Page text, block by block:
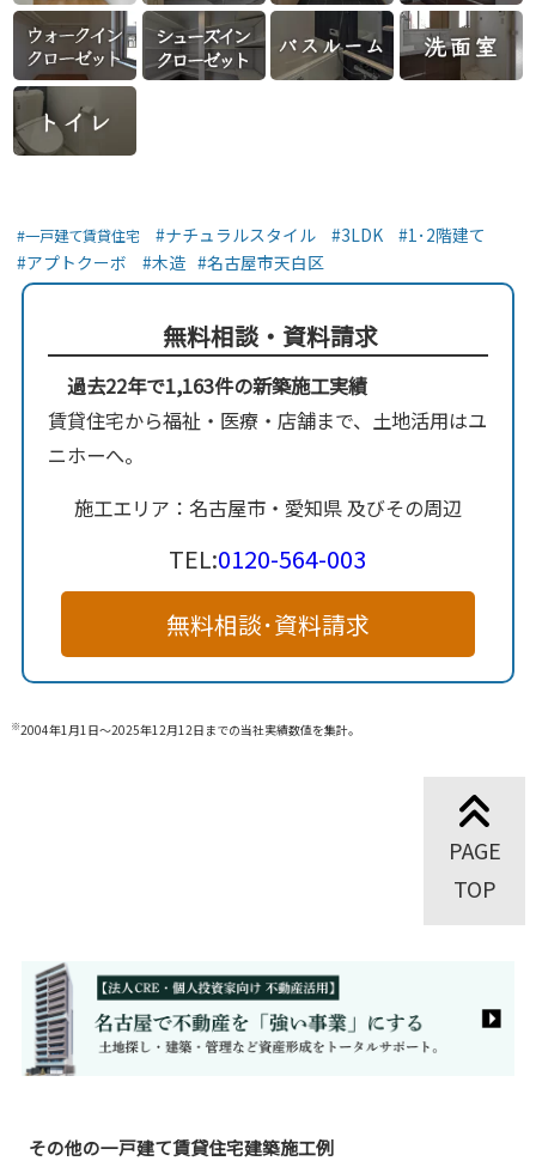
一戸建て賃貸住宅 ナチュラルスタイル 3LDK
1･2階建て
アプトクーボ
木造 名古屋市天白区
無料相談・資料請求
過去22年で1,163件の新築施工実績
賃貸住宅から福祉・医療・店舗まで、土地活用はユ
ニホーへ。
施工エリア：名古屋市・愛知県 及びその周辺
TEL:0120-564-003
無料相談･資料請求
※2004年1月1日～2025年12月12日までの当社実績数値を集計。
PAGE
TOP
その他の一戸建て賃貸住宅建築施工例